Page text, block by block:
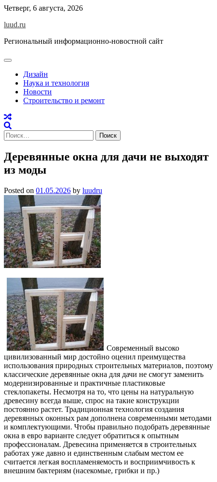
Skip
content
Четверг, 6 августа, 2026
luud.ru
Региональный информационно-новостной сайт
Дизайн
Наука и технология
Новости
Строительство и ремонт
Найти:
Деревянные окна для дачи не выходят
из моды
Posted on 01.05.2026 by luudru
Современный высоко
цивилизованный мир достойно оценил преимущества
использования природных строительных материалов, поэтому
классические деревянные окна для дачи не смогут заменить
модернизированные и практичные пластиковые
стеклопакеты. Несмотря на то, что цены на натуральную
древесину всегда выше, спрос на такие конструкции
постоянно растет. Традиционная технология создания
деревянных оконных рам дополнена современными методами
и комплектующими. Чтобы правильно подобрать деревянные
окна в евро варианте следует обратиться к опытным
профессионалам. Древесина применяется в строительных
работах уже давно и единственным слабым местом ее
считается легкая воспламеняемость и восприимчивость к
внешним бактериям (насекомые, грибки и пр.)